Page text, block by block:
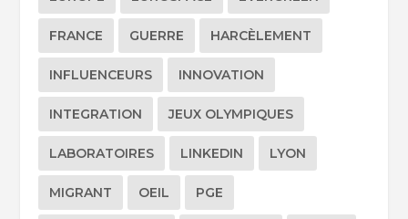
FRANCE GUERRE HARCÈLEMENT
INFLUENCEURS INNOVATION
INTEGRATION JEUX OLYMPIQUES
LABORATOIRES LINKEDIN LYON
MIGRANT OEIL PGE